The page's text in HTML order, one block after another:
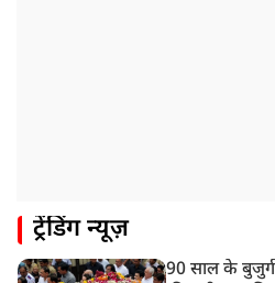
ट्रेंडिंग न्यूज़
90 साल के